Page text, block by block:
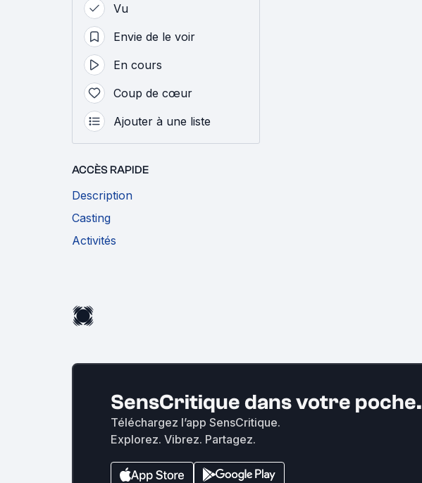
Vu
Envie de le voir
En cours
Coup de cœur
Ajouter à une liste
ACCÈS RAPIDE
Description
Casting
Activités
SensCritique dans votre poche.
Téléchargez l’app SensCritique.
Explorez. Vibrez. Partagez.